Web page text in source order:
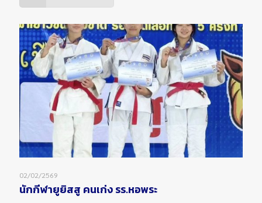
02/02/2569
นักกีฬายูยิสสู คนเก่ง รร.หอพระ